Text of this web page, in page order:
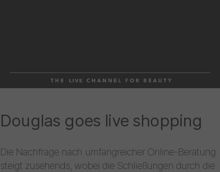
Douglas goes live shopping
Die Nachfrage nach umfangreicher Online-Beratung
steigt zusehends, wobei die Schließungen durch die